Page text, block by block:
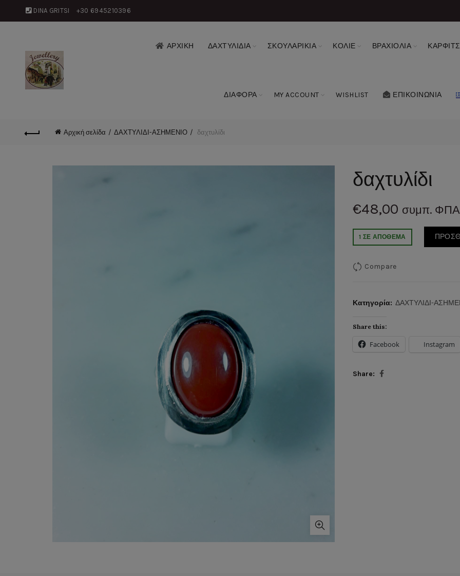
DINA GRITSI +30 6945210396
ΑΡΧΙΚΗ ΔΑΧΤΥΛΙΔΙΑ ΣΚΟΥΛΑΡΙΚΙΑ ΚΟΛΙΕ ΒΡΑΧΙΟΛΙΑ
ΔΙΑΦΟΡΑ MY ACCOUNT WISHLIST ΕΠΙΚΟΙΝΩΝΙΑ
Αρχική σελίδα ΔΑΧΤΥΛΙΔΙ-ΑΣΗΜΕΝΙΟ δαχτυλίδι
δαχτυλίδι
€48,00 συμπ. ΦΠΑ
1 ΣΕ ΑΠΌΘΕΜΑ
Compare
Κατηγορία: ΔΑΧΤΥΛΙΔΙ-
Share this:
Facebook Instagram
Share